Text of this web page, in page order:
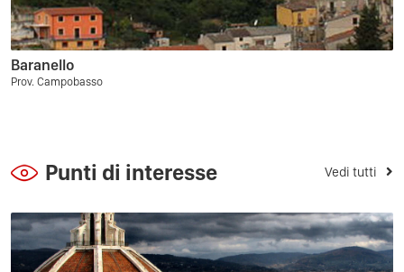
Baranello
Prov. Campobasso
Punti di interesse Vedi tutti